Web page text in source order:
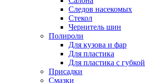
Следов насекомых
Стекол
Чернитель шин
Полироли
Для кузова и фар
Для пластика
Для пластика с губкой
Присадки
Смазки